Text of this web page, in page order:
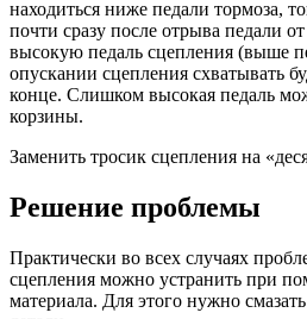
находиться ниже педали тормоза,
почти сразу после отрыва педали
высокую педаль сцепления (выше
опускании сцепления схватывать
конце. Слишком высокая педаль
корзины.
Заменить тросик сцепления на
Решение проблемы
Практически во всех случаях
сцепления можно устранить при
материала. Для этого нужно